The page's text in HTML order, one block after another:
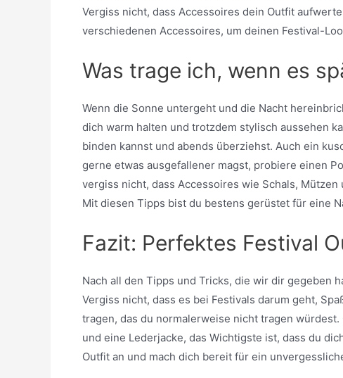
Vergiss nicht, dass Accessoires dein Outfit
verschiedenen Accessoires, um deinen Festival-
Was trage ich, wenn es
Wenn die Sonne untergeht und die Nacht
dich warm halten und trotzdem stylisch aussehen
binden kannst und abends überziehst. Auch ein
gerne etwas ausgefallener magst, probiere einen
vergiss nicht, dass Accessoires wie Schals,
Mit diesen Tipps bist du bestens gerüstet für eine
Fazit: Perfektes Festival
Nach all den Tipps und Tricks, die wir dir gegeben
Vergiss nicht, dass es bei Festivals darum geht,
tragen, das du normalerweise nicht tragen
und eine Lederjacke, das Wichtigste ist, dass du
Outfit an und mach dich bereit für ein